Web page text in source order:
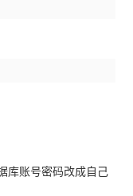
库账号密码改成自己